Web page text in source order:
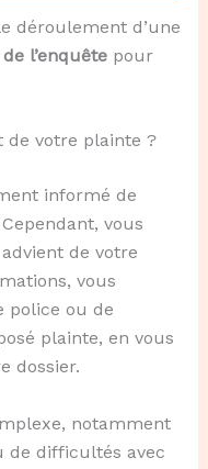
déroulement d’une
l’enquêtepour
de votre plainte ?
informé de
vous
de votre
vous
police ou de
plainte, en vous
dossier.
notamment
de difficultés avec